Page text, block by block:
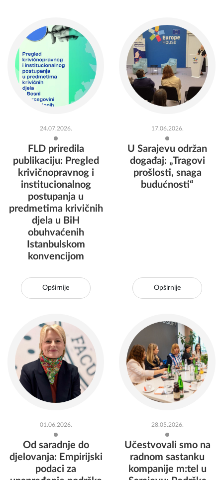
24.07.2026.
FLD priredila
publikaciju: Pregled
krivičnopravnog i
institucionalnog
postupanja u
predmetima krivičnih
djela u BiH
obuhvaćenih
Istanbulskom
konvencijom
Opširnije
17.06.2026.
U Sarajevu održan
događaj: „Tragovi
prošlosti, snaga
budućnosti“
Opširnije
01.06.2026.
Od saradnje do
djelovanja: Empirijski
podaci za
28.05.2026.
Učestvovali smo na
radnom sastanku
kompanije m:tel u